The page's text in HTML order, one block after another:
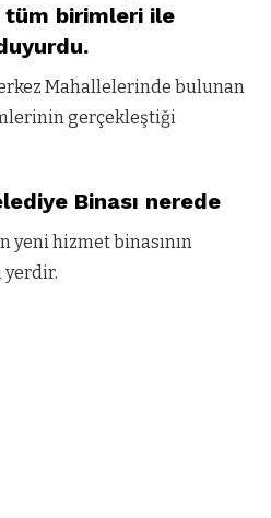
tüm birimleri ile
Mahallelerinde bulunan
gerçekleştiği
Binası nerede
yeni hizmet binasının